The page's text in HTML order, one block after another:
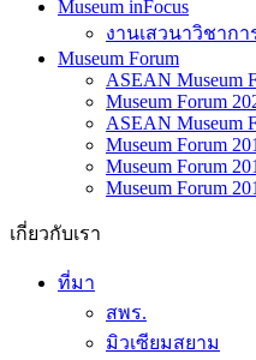
Museum inFocus
งานเสวนาวิชากา
Museum Forum
ASEAN Museum
Museum Forum
ASEAN Museum
Museum Forum
Museum Forum
Museum Forum
เกี่ยวกับเรา
ที่มา
สพร.
มิวเซียมสยาม